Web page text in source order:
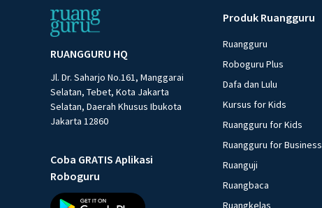
RUANGGURU HQ
Jl. Dr. Saharjo No.161, Manggarai
Selatan, Tebet, Kota Jakarta
Selatan, Daerah Khusus Ibukota
Jakarta 12860
Coba GRATIS Aplikasi
Roboguru
Produk Ruangguru
Ruangguru
Roboguru Plus
Dafa dan Lulu
Kursus for Kids
Ruangguru for Kids
Ruangguru for Business
Ruanguji
Ruangbaca
Ruangkelas